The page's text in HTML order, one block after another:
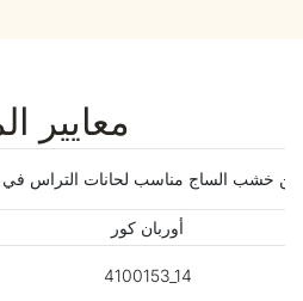
معايير
خشب الساج مناسب لحانات التراس في
أوربان كور
4100153_14